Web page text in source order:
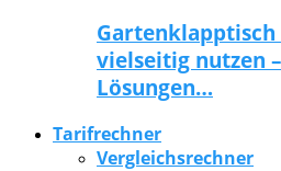
vielseitig nutzen
Lösungen…
Tarifrechner
Vergleichsrechner